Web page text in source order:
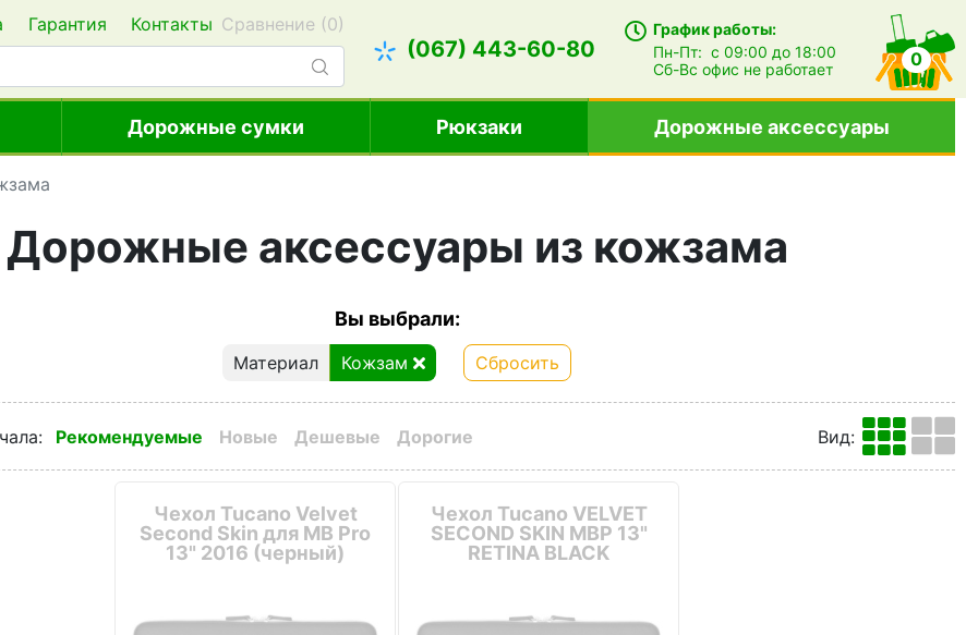
Гарантия Контакты Сравнение (0)
(067) 443-60-80
График работы:
Пн-Пт:с 09:00 до 18:00
Сб-Всофис не работает 0
Дорожные сумки Рюкзаки Дорожные аксессуары
Дорожные аксессуары из кожзама
Вы выбрали:
Материал Кожзам Сбросить
: Рекомендуемые Новые Дешевые Дорогие Вид:
Чехол Tucano Velvet
Second Skin для MB Pro
13" 2016 (черный)
Чехол Tucano VELVET
SECOND SKIN MBP 13"
RETINA BLACK